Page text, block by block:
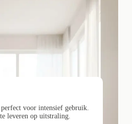
perfect voor intensief gebruik.
leveren op uitstraling.